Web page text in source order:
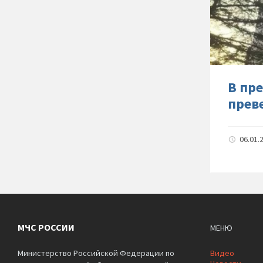
В
МЧС РОССИИ
Министерство Российской Федерации по
МЕНЮ
Видео